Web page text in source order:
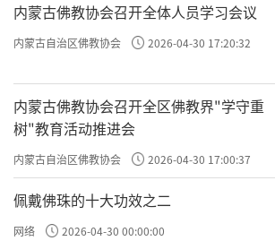
内蒙古佛教协会召开全体人员学习会议
内蒙古自治区佛教协会 2026-04-30 17:20:32
内蒙古佛教协会召开全区佛教界"学守重
树"教育活动推进会
内蒙古自治区佛教协会 2026-04-30 17:00:37
佩戴佛珠的十大功效之二
网络 2026-04-30 00:00:00